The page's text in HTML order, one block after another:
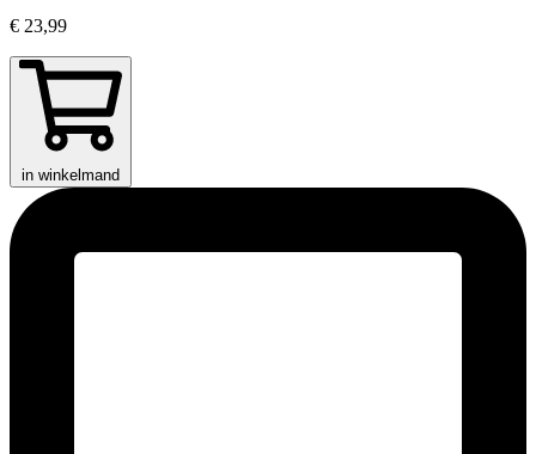
€ 23,99
in winkelmand